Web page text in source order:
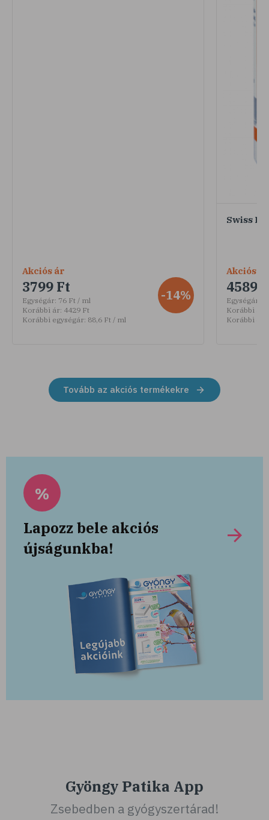
Akciós ár
3799 Ft
Egységár: 76 Ft / ml
Korábbi ár: 4429 Ft
Korábbi egységár: 88,6 Ft / ml
-14%
Swiss
Akciós ár
4589
Egységár:
Korábbi ár:
Korábbi
Tovább az akciós termékekre
%
Lapozz bele akciós
újságunkba!
Gyöngy Patika App
Zsebedben a gyógyszertárad!